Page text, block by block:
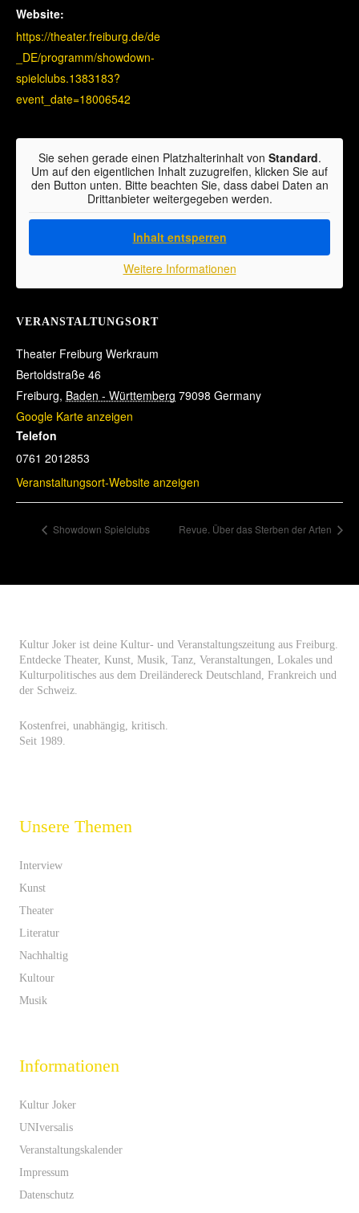
Website:
https://theater.freiburg.de/de
_DE/programm/showdown-
spielclubs.1383183?
event_date=18006542
VERANSTALTUNGSORT
Theater Freiburg Werkraum
Bertoldstraße 46
Freiburg, Baden - Württemberg 79098 Germany
Google Karte anzeigen
Telefon
0761 2012853
Veranstaltungsort-Website anzeigen
Sie sehen gerade einen Platzhalterinhalt von Standard.
Um auf den eigentlichen Inhalt zuzugreifen, klicken Sie auf
den Button unten. Bitte beachten Sie, dass dabei Daten an
Drittanbieter weitergegeben werden.
Inhalt entsperren
Weitere Informationen
Showdown Spielclubs Revue. Über das Sterben der Arten
Kultur Joker ist deine Kultur- und Veranstaltungszeitung aus Freiburg.
Entdecke Theater, Kunst, Musik, Tanz, Veranstaltungen, Lokales und
Kulturpolitisches aus dem Dreiländereck Deutschland, Frankreich und
der Schweiz.
Kostenfrei, unabhängig, kritisch.
Seit 1989.
Unsere Themen
Interview
Kunst
Theater
Literatur
Nachhaltig
Kultour
Musik
Informationen
Kultur Joker
UNIversalis
Veranstaltungskalender
Impressum
Datenschutz